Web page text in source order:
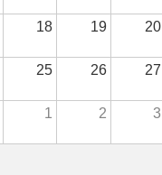
18 19 20
25 26 27
1 2 3